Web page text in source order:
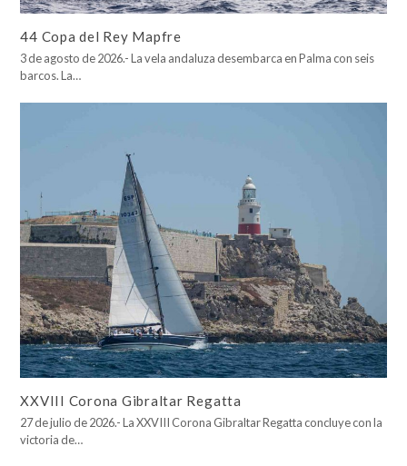
44 Copa del Rey Mapfre
3 de agosto de 2026.- La vela andaluza desembarca en Palma con seis
barcos. La…
XXVIII Corona Gibraltar Regatta
27 de julio de 2026.- La XXVIII Corona Gibraltar Regatta concluye con la
victoria de…